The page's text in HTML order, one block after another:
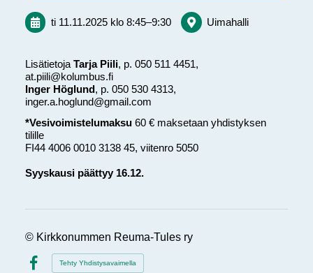
ti 11.11.2025 klo 8:45–9:30 Uimahalli
Lisätietoja Tarja Piili, p. 050 511 4451,
at.piili@kolumbus.fi
Inger Höglund , p. 050 530 4313,
inger.a.hoglund@gmail.com
*Vesivoimistelumaksu60 € maksetaan yhdistyksen
tilille
FI44 4006 0010 3138 45, viitenro 5050
Syyskausi päättyy 16.12.
© Kirkkonummen Reuma-Tules ry
Tehty Yhdistysavaimella